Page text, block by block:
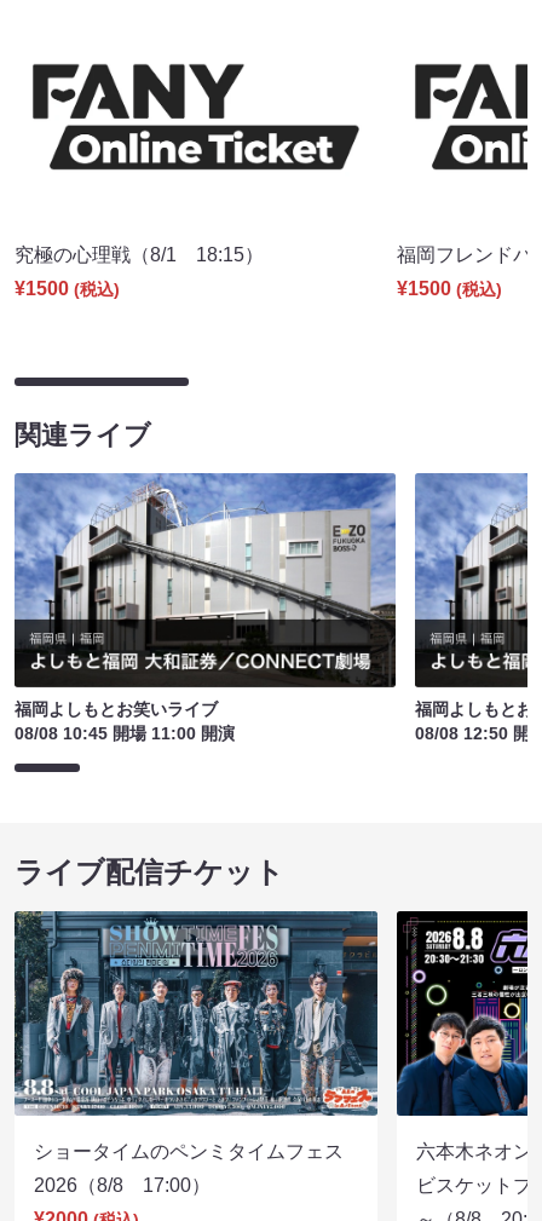
究極の心理戦（8/1 18:15）
¥1500 (税込)
福岡フレンド
¥1500 (税込)
関連ライブ
福岡よしもとお笑いライブ
08/08 10:45 開場 11:00 開演
福岡よしもとお
08/08 12:50 開
ライブ配信チケット
ショータイムのペンミタイムフェス
2026（8/8 17:00）
六本木ネオン
ビスケットブ